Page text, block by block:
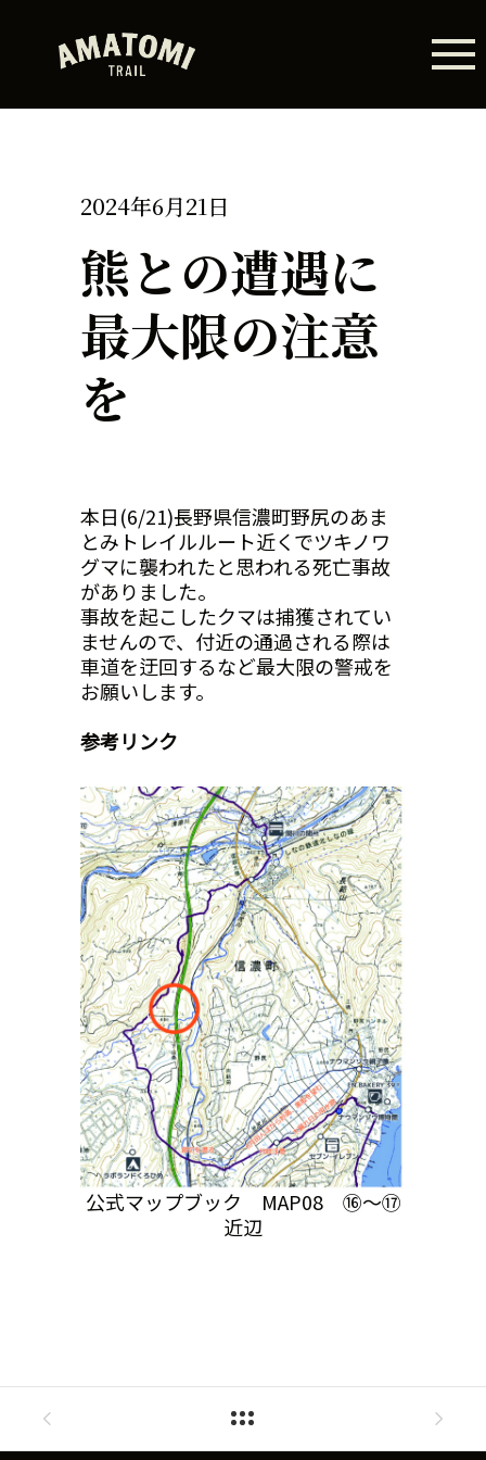
2024年6月21日
熊との遭遇に
最大限の注意
を
本日(6/21)長野県信濃町野尻のあま
とみトレイルルート近くでツキノワ
グマに襲われたと思われる死亡事故
がありました。
事故を起こしたクマは捕獲されてい
ませんので、付近の通過される際は
車道を迂回するなど最大限の警戒を
お願いします。
参考リンク
公式マップブック MAP08 ⑯～⑰
近辺